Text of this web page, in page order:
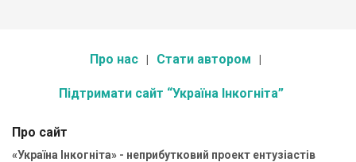
Про нас Стати автором
Підтримати сайт “Україна Інкогніта”
Про сайт
«Україна Інкогніта» - неприбутковий проект ентузіастів